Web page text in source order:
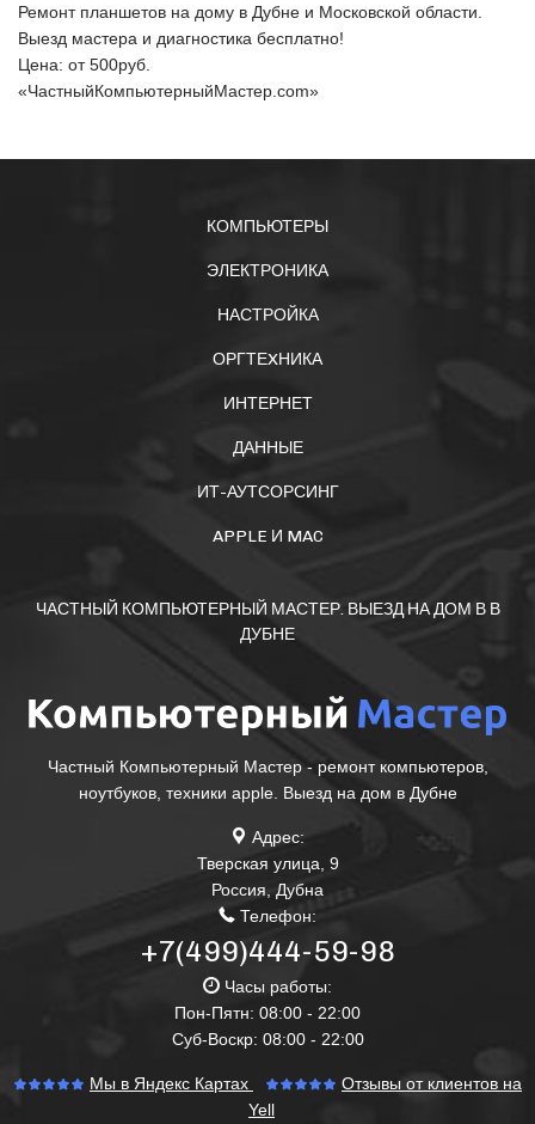
Ремонт планшетов на дому в Дубне и Московской области.
Выезд мастера и диагностика бесплатно!
Цена: от500руб.
«ЧастныйКомпьютерныйМастер.com»
КОМПЬЮТЕРЫ
ЭЛЕКТРОНИКА
НАСТРОЙКА
ОРГТЕXНИКА
ИНТЕРНЕТ
ДАННЫЕ
ИТ-АУТСОРСИНГ
APPLE И MAC
ЧАСТНЫЙ КОМПЬЮТЕРНЫЙ МАСТЕР. ВЫЕЗД НА ДОМ В В
ДУБНЕ
Частный Компьютерный Мастер - ремонт компьютеров,
ноутбуков, техники apple. Выезд на дом в Дубне
Адрес:
Тверская улица, 9
Россия, Дубна
Телефон:
+7(499)444-59-98
Часы работы:
Пон-Пятн: 08:00 - 22:00
Суб-Воскр: 08:00 - 22:00
Мы в Яндекс Картах
Отзывы от клиентов на
Yell